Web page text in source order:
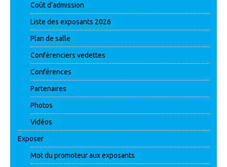
Coût d’admission
Liste des exposants 2026
Plan de salle
Conférenciers vedettes
Conférences
Partenaires
Photos
Vidéos
Exposer
Mot du promoteur aux exposants